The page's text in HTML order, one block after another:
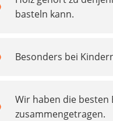
basteln kann.
Besonders bei
Wir haben die besten
zusammengetragen.